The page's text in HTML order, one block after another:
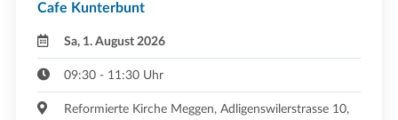
Cafe Kunterbunt
Sa, 1. August 2026
09:30 - 11:30 Uhr
Reformierte Kirche Meggen, Adligenswilerstrasse 10,